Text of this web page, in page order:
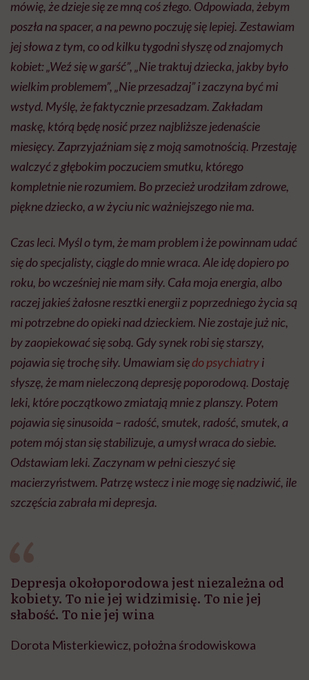
mówię, że dzieje się ze mną coś złego. Odpowiada, żebym
poszła na spacer, a na pewno poczuję się lepiej. Zestawiam
jej słowa z tym, co od kilku tygodni słyszę od znajomych
kobiet: „Weź się w garść”, „Nie traktuj dziecka, jakby było
wielkim problemem”, „Nie przesadzaj” i zaczyna być mi
wstyd. Myślę, że faktycznie przesadzam. Zakładam
maskę, którą będę nosić przez najbliższe jedenaście
miesięcy. Zaprzyjaźniam się z moją samotnością. Przestaję
walczyć z głębokim poczuciem smutku, którego
kompletnie nie rozumiem. Bo przecież urodziłam zdrowe,
piękne dziecko, a w życiu nic ważniejszego nie ma.
Czas leci. Myśl o tym, że mam problem i że powinnam udać
się do specjalisty, ciągle do mnie wraca. Ale idę dopiero po
roku, bo wcześniej nie mam siły. Cała moja energia, albo
raczej jakieś żałosne resztki energii z poprzedniego życia są
mi potrzebne do opieki nad dzieckiem. Nie zostaje już nic,
by zaopiekować się sobą. Gdy synek robi się starszy,
pojawia się trochę siły. Umawiam siędo psychiatryi
słyszę, że mam nieleczoną depresję poporodową. Dostaję
leki, które początkowo zmiatają mnie z planszy. Potem
pojawia się sinusoida – radość, smutek, radość, smutek, a
potem mój stan się stabilizuje, a umysł wraca do siebie.
Odstawiam leki. Zaczynam w pełni cieszyć się
macierzyństwem. Patrzę wstecz i nie mogę się nadziwić, ile
szczęścia zabrała mi depresja.
Depresja okołoporodowa jest niezależna od
kobiety. To nie jej widzimisię. To nie jej
słabość. To nie jej wina
Dorota Misterkiewicz, położna środowiskowa